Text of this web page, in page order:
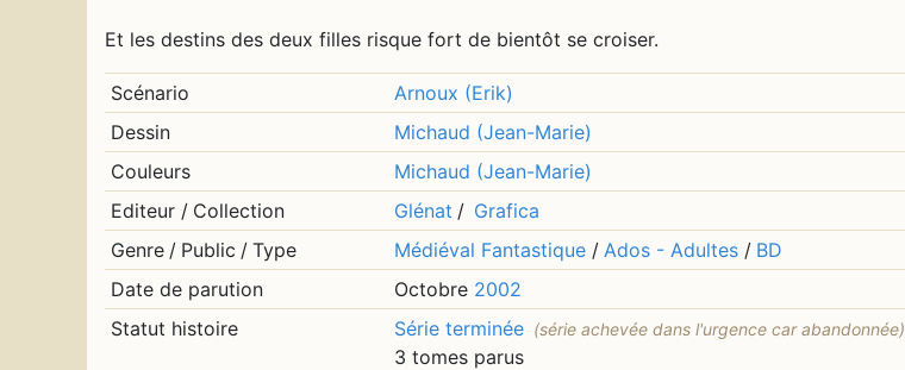
Et les destins des deux filles risque fort de bientôt se croiser.
Scénario
Arnoux (Erik)
Dessin
Michaud (Jean-Marie)
Couleurs
Michaud (Jean-Marie)
Editeur / Collection Glénat / Grafica
Genre / Public / Type Médiéval Fantastique / Ados - Adultes / BD
Date de parution
Octobre 2002
Statut histoire
Série terminée (série achevée dans l'urgence car abandonnée)
3 tomes parus